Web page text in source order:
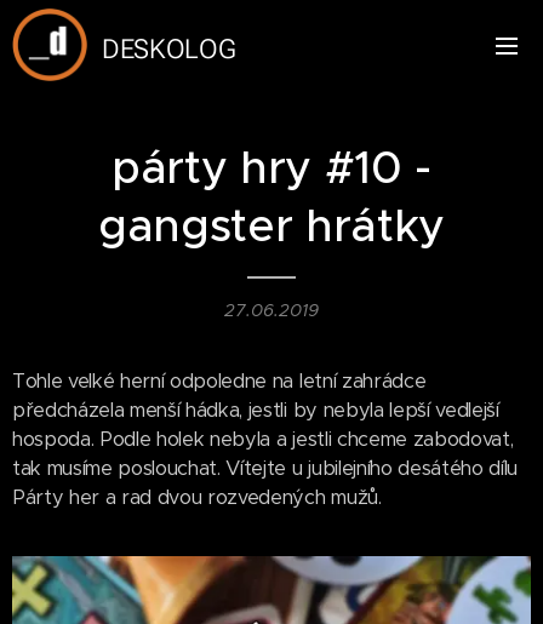
DESKOLOG
párty hry #10 -
gangster hrátky
27.06.2019
Tohle velké herní odpoledne na letní zahrádce
předcházela menší hádka, jestli by nebyla lepší vedlejší
hospoda. Podle holek nebyla a jestli chceme zabodovat,
tak musíme poslouchat. Vítejte u jubilejního desátého dílu
Párty her a rad dvou rozvedených mužů.